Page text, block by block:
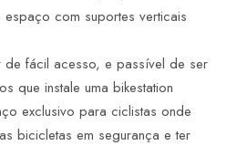
com suportes verticais
de fácil acesso, e passível de ser
que instale uma bikestation
exclusivo para ciclistas onde
bicicletas em segurança e ter